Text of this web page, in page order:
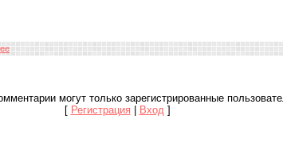
могут только зарегистрированные
[ Регистрация Вход ]